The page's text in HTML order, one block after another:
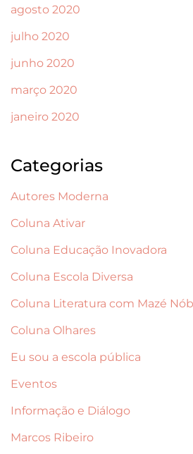
agosto 2020
julho 2020
junho 2020
março 2020
janeiro 2020
Categorias
Autores Moderna
Coluna Ativar
Coluna Educação Inovadora
Coluna Escola Diversa
Coluna Literatura com Mazé
Coluna Olhares
Eu sou a escola pública
Eventos
Informação e Diálogo
Marcos Ribeiro